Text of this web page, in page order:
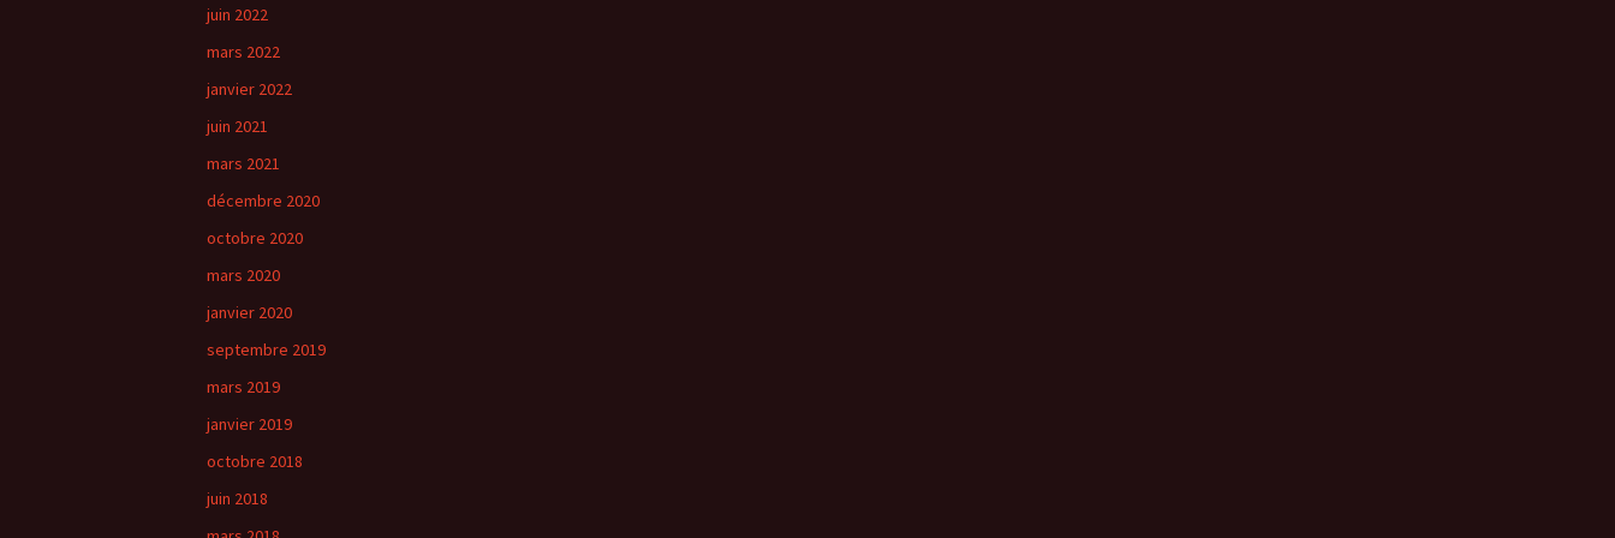
juin 2022
mars 2022
janvier 2022
juin 2021
mars 2021
décembre 2020
octobre 2020
mars 2020
janvier 2020
septembre 2019
mars 2019
janvier 2019
octobre 2018
juin 2018